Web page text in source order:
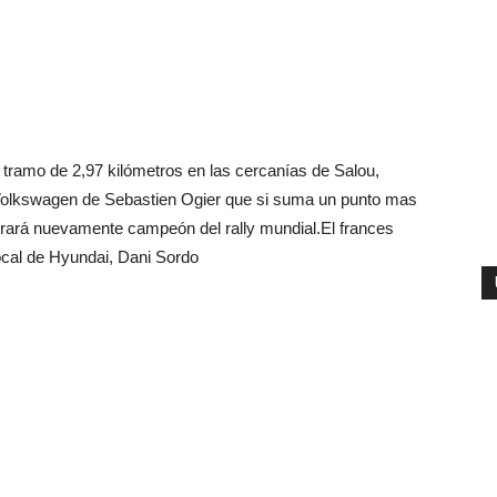
de 2,97 kilómetros en las cercanías de Salou,
de Sebastien Ogier que si suma un punto mas
nuevamente campeón del rally mundial.El frances
de Hyundai, Dani Sordo